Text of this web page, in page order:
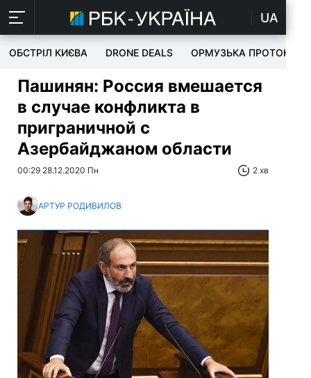
UA
ОБСТРІЛ КИЄВА DRONE DEALS ОРМУЗЬКА ПРОТОКА
Пашинян: Россия вмешается
в случае конфликта в
приграничной с
Азербайджаном области
00:29 28.12.2020 Пн 2 хв
АРТУР РОДИВИЛОВ